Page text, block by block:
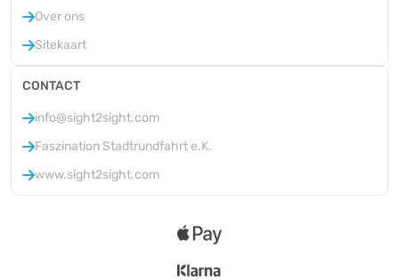
Over ons
Sitekaart
CONTACT
info@sight2sight.com
Faszination Stadtrundfahrt e.K.
www.sight2sight.com